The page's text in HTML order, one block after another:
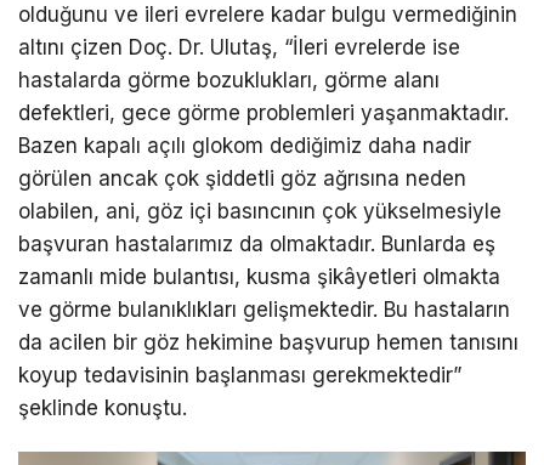
olduğunu ve ileri evrelere kadar bulgu vermediğinin
altını çizen Doç. Dr. Ulutaş, “İleri evrelerde ise
hastalarda görme bozuklukları, görme alanı
defektleri, gece görme problemleri yaşanmaktadır.
Bazen kapalı açılı glokom dediğimiz daha nadir
görülen ancak çok şiddetli göz ağrısına neden
olabilen, ani, göz içi basıncının çok yükselmesiyle
başvuran hastalarımız da olmaktadır. Bunlarda eş
zamanlı mide bulantısı, kusma şikâyetleri olmakta
ve görme bulanıklıkları gelişmektedir. Bu hastaların
da acilen bir göz hekimine başvurup hemen tanısını
koyup tedavisinin başlanması gerekmektedir”
şeklinde konuştu.